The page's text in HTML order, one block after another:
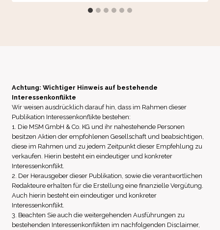
Achtung: Wichtiger Hinweis auf bestehende
Interessenkonflikte
Wir weisen ausdrücklich darauf hin, dass im Rahmen dieser
Publikation Interessenkonflikte bestehen:
1. Die MSM GmbH & Co. KG und ihr nahestehende Personen
besitzen Aktien der empfohlenen Gesellschaft und beabsichtigen,
diese im Rahmen und zu jedem Zeitpunkt dieser Empfehlung zu
verkaufen. Hierin besteht ein eindeutiger und konkreter
Interessenkonflikt.
2. Der Herausgeber dieser Publikation, sowie die verantwortlichen
Redakteure erhalten für die Erstellung eine finanzielle Vergütung.
Auch hierin besteht ein eindeutiger und konkreter
Interessenkonflikt.
3. Beachten Sie auch die weitergehenden Ausführungen zu
bestehenden Interessenkonflikten im nachfolgenden Disclaimer,